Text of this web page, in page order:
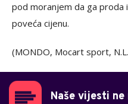
pod moranjem da ga proda
poveća cijenu.
(MONDO, Mocart sport,
Naše vijesti